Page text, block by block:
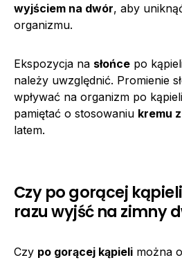
wyjściem na dwór, aby
organizmu.
Ekspozycja na słońce po
należy uwzględnić. Promienie
wpływać na organizm po
pamiętać o stosowaniu kremu
latem.
Czy po gorącej
razu wyjść na zimny
Czy po gorącej kąpieli można